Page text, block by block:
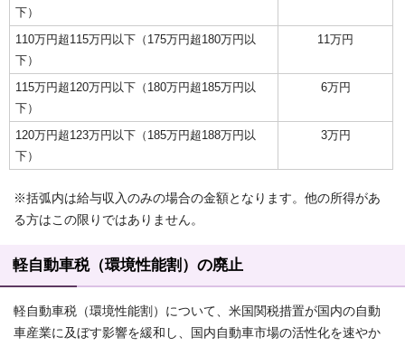
下）
110万円超115万円以下（175万円超180万円以
下）
11万円
115万円超120万円以下（180万円超185万円以
下）
6万円
120万円超123万円以下（185万円超188万円以
下）
3万円
※括弧内は給与収入のみの場合の金額となります。他の所得があ
る方はこの限りではありません。
軽自動車税（環境性能割）の廃止
軽自動車税（環境性能割）について、米国関税措置が国内の自動
車産業に及ぼす影響を緩和し、国内自動車市場の活性化を速やか